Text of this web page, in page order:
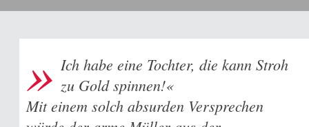
» Ich habe eine Tochter, die kann Stroh
zu Gold spinnen!«
Mit einem solch absurden Versprechen